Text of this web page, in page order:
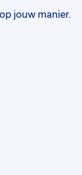
jouw manier.